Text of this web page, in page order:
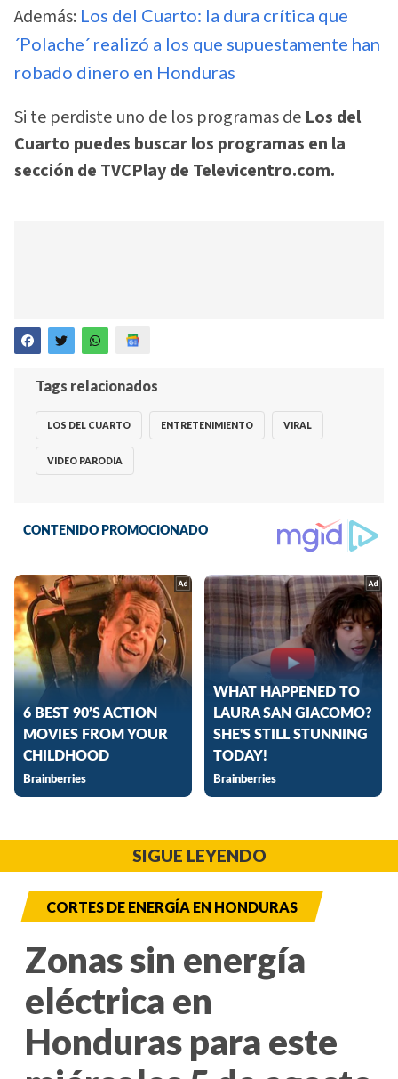
Además: Los del Cuarto: la dura crítica que
´Polache´ realizó a los que supuestamente han
robado dinero en Honduras
Si te perdiste uno de los programas de Los del
Cuarto puedes buscar los programas en la
sección de TVCPlay de Televicentro.com.
Tags relacionados
LOS DEL CUARTO ENTRETENIMIENTO VIRAL
VIDEO PARODIA
SIGUE LEYENDO
CORTES DE ENERGÍA EN HONDURAS
Zonas sin energía
eléctrica en
Honduras para este